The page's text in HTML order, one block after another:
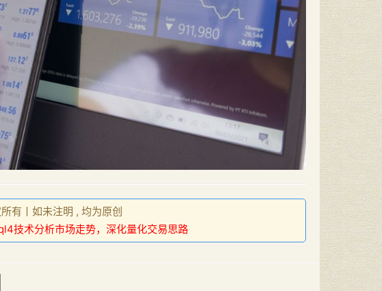
有丨如未注明 , 均为原创
技术分析市场走势，深化量化交易思路